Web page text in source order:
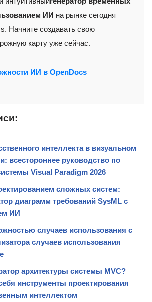
ИИ на рынке сегодня
Начните создавать свою
карту уже сейчас.
ИИ в OpenDocs
интеллекта в визуальном
всестороннее руководство по
Visual Paradigm 2026
сложных систем:
диаграмм требований SysML с
ИИ
случаев использования с
случаев использования
архитектуры системы MVC?
инструменты проектирования
интеллектом